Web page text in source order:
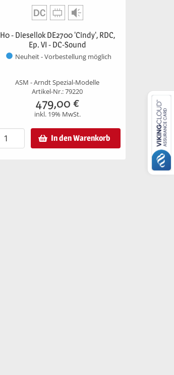
H0 - Diesellok DE2700 'Cindy', RDC,
Ep. VI - DC-Sound
Neuheit - Vorbestellung möglich
ASM - Arndt Spezial-Modelle
Artikel-Nr.: 79220
479,00 €
inkl. 19% MwSt.
In den Warenkorb